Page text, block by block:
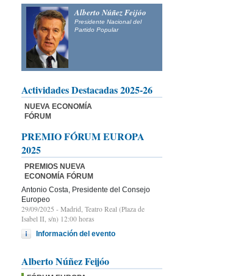
Alberto Núñez Feijóo
Presidente Nacional del
Partido Popular
Actividades Destacadas 2025-26
NUEVA ECONOMÍA
FÓRUM
PREMIO FÓRUM EUROPA
2025
PREMIOS NUEVA
ECONOMÍA FÓRUM
Antonio Costa, Presidente del Consejo
Europeo
29/09/2025 - Madrid, Teatro Real (Plaza de
Isabel II, s/n) 12:00 horas
Información del evento
Alberto Núñez Feijóo